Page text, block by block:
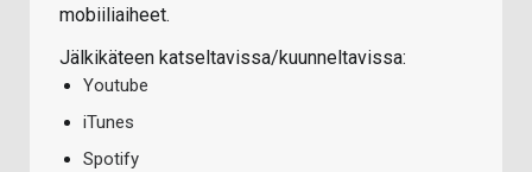
mobiiliaiheet.
Jälkikäteen katseltavissa/kuunneltavissa:
Youtube
iTunes
Spotify